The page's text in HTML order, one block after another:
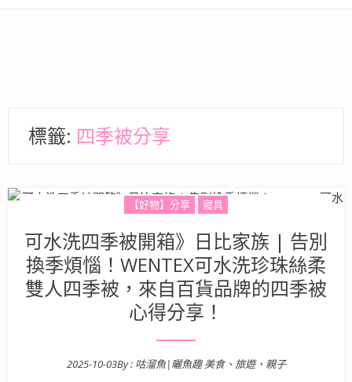
標籤: 四季被分享
【好物】分享 寢具
可水洗四季被開箱》日比家族 | 告別
換季煩惱！WENTEX可水洗珍珠絲柔
雙人四季被，來自百貨品牌的四季被
心得分享！
Posted on
2025-10-03By : 咕溜魚|曬魚趣 美食、旅遊、親子